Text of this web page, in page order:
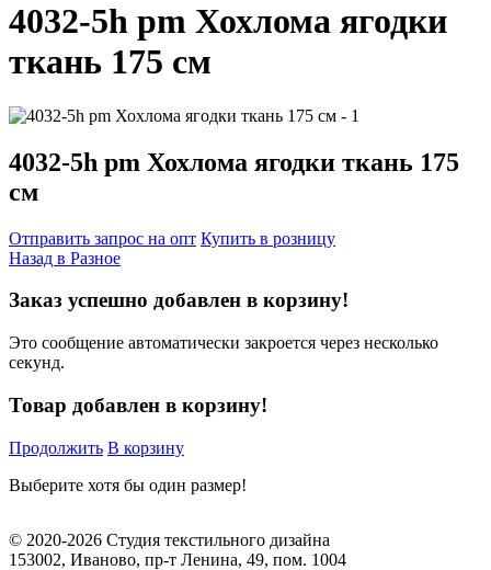
4032-5h pm Хохлома ягодки
ткань 175 см
4032-5h pm Хохлома ягодки ткань 175
см
Отправить запрос на опт Купить в розницу
Назад в Разное
Заказ успешно добавлен в корзину!
Это сообщение автоматически закроется через несколько
секунд.
Товар добавлен в корзину!
Продолжить В корзину
Выберите хотя бы один размер!
© 2020-2026 Студия текстильного дизайна
153002, Иваново, пр-т Ленина, 49, пом. 1004